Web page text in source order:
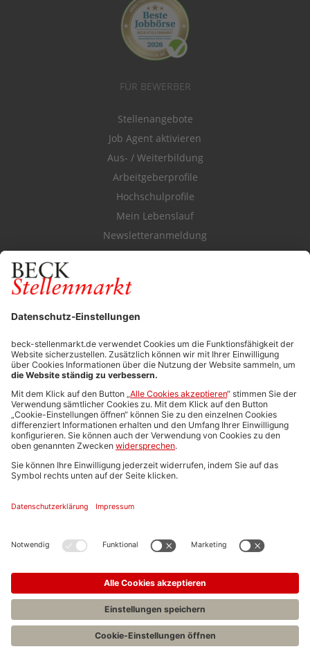
FÜR BEWERBER
Stellenangebote
Job Agent aktivieren
Aus- / Weiterbildung
Arbeitgeberprofile
Hochschulprofile
Mein Lebenslauf
Newsletteranmeldung
Durchsuchen Sie den Stellenkatalog
FÜR ARBEITGEBER
Stellenmarktpreise
Anzeigen-AGB
Media-Daten
Newsletteranmeldung
Produktübersicht
ALLGEMEIN
FAQs
Impressum
Stellenangebote C.H.BECK
Entwickelt durchJobiqo